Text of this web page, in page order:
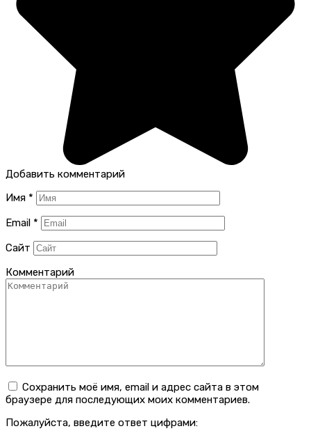
Добавить комментарий
Имя *
Email *
Сайт
Комментарий
Сохранить моё имя, email и адрес сайта в этом
браузере для последующих моих комментариев.
Пожалуйста, введите ответ цифрами: